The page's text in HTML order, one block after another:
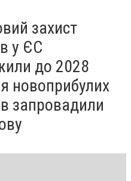
захист
у ЄС
до 2028
новоприбулих
запровадили